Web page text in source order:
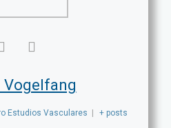
Vogelfang
Estudios Vasculares + posts